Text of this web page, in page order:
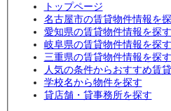
トップページ
名古屋市の賃貸物件情報を
愛知県の賃貸物件情報を探す
岐阜県の賃貸物件情報を探す
三重県の賃貸物件情報を探す
人気の条件からおすすめ賃
学校名から物件を探す
貸店舗・貸事務所を探す